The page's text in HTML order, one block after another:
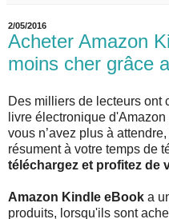
2/05/2016
Acheter Amazon
moins cher grâce
Des milliers de lecteurs ont
livre électronique
vous n’avez plus à
résument à votre temps de
téléchargez et profitez de
Amazon Kindle eBook a
produits, lorsqu'ils sont